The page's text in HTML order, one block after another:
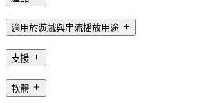
適用於遊戲與串流播放用途
支援
軟體